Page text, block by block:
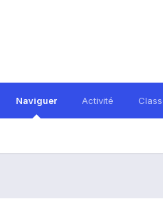
Naviguer Activité